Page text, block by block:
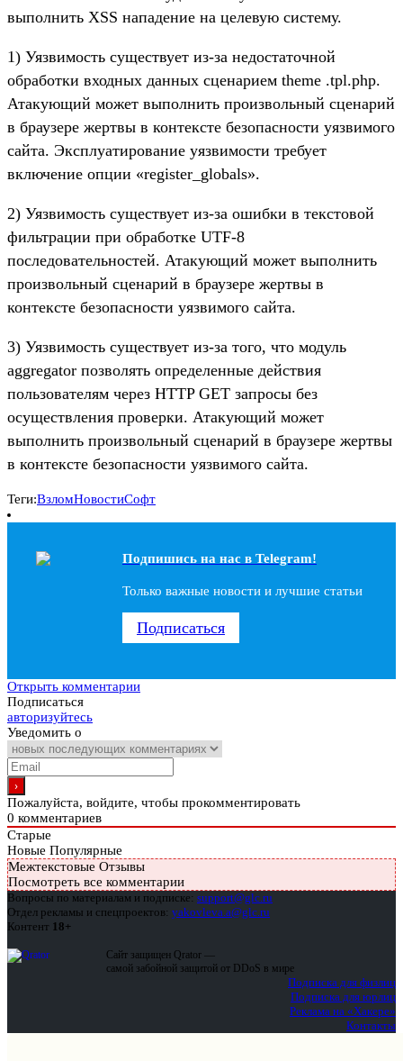
выполнить XSS нападение на целевую систему.
1) Уязвимость существует из-за недостаточной
обработки входных данных сценарием theme .tpl.php.
Атакующий может выполнить произвольный сценарий
в браузере жертвы в контексте безопасности уязвимого
сайта. Эксплуатирование уязвимости требует
включение опции «register_globals».
2) Уязвимость существует из-за ошибки в текстовой
фильтрации при обработке UTF-8
последовательностей. Атакующий может выполнить
произвольный сценарий в браузере жертвы в
контексте безопасности уязвимого сайта.
3) Уязвимость существует из-за того, что модуль
aggregator позволять определенные действия
пользователям через HTTP GET запросы без
осуществления проверки. Атакующий может
выполнить произвольный сценарий в браузере жертвы
в контексте безопасности уязвимого сайта.
Теги:ВзломНовостиСофт
Подпишись на наc в Telegram!
Только важные новости и лучшие статьи
Подписаться
Открыть комментарии
Подписаться
авторизуйтесь
Уведомить о
Пожалуйста, войдите, чтобы прокомментировать
0 комментариев
Старые
Новые Популярные
Межтекстовые Отзывы
Посмотреть все комментарии
Вопросы по материалам и подписке: support@glc.ru
Отдел рекламы и спецпроектов: yakovleva.a@glc.ru
Контент 18+
Сайт защищен Qrator —
самой забойной защитой от DDoS в мире
Подписка для физлиц
Подписка для юрлиц
Реклама на «Хакере»
Контакты